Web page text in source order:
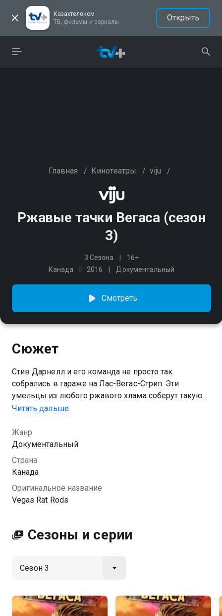
Казахтелеком
ТВ, фильмы и сериалы
Открыть
Главная / Кинотеатры / viju /
Ржавые тачки Вегаса (сезон
3)
3 Сезона
16+
Канада
2016 Документальный
Смотреть
Сюжет
Стив Дарнелл и его команда не просто так
собрались в гараже на Лас-Вегас-Стрип. Эти
умельцы из любого ржавого хлама соберут такую
конфетку, что сам Безумный Макс позавидует!
дизельпанка, и за каждой тачкой стоит целая
история. Убедитесь сами!
Посмотреть онлайн 3 сезон сериала Ржавые тачки
Вегаса вы можете совершенно бесплатно в
хорошем HD качестве на Казахтелеком
Читать дальше
Жанр
Документальный
Страна
Канада
Оригинальное название
Vegas Rat Rods
Сезоны и серии